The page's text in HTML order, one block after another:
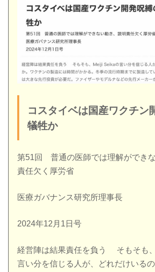
コスタイベは国産ワクチン
犠牲か
第51回 普通の医師では理解ができ
責任欠く厚労省
医療ガバナンス研究所理事長
2024年12月1日号
経営陣は結果責任を負う そもそも
言い分を信じる人が、どれだけいるの